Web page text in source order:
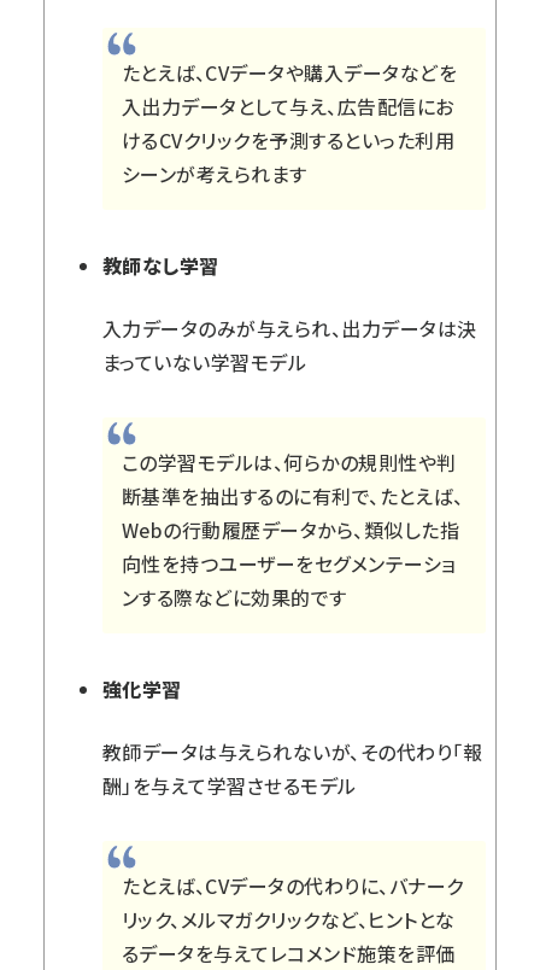
たとえば、CVデータや購入データなどを
入出力データとして与え、広告配信にお
けるCVクリックを予測するといった利用
シーンが考えられます
教師なし学習
入力データのみが与えられ、出力データは決
まっていない学習モデル
この学習モデルは、何らかの規則性や判
断基準を抽出するのに有利で、たとえば、
Webの行動履歴データから、類似した指
向性を持つユーザーをセグメンテーショ
ンする際などに効果的です
強化学習
教師データは与えられないが、その代わり「報
酬」を与えて学習させるモデル
たとえば、CVデータの代わりに、バナーク
リック、メルマガクリックなど、ヒントとな
るデータを与えてレコメンド施策を評価